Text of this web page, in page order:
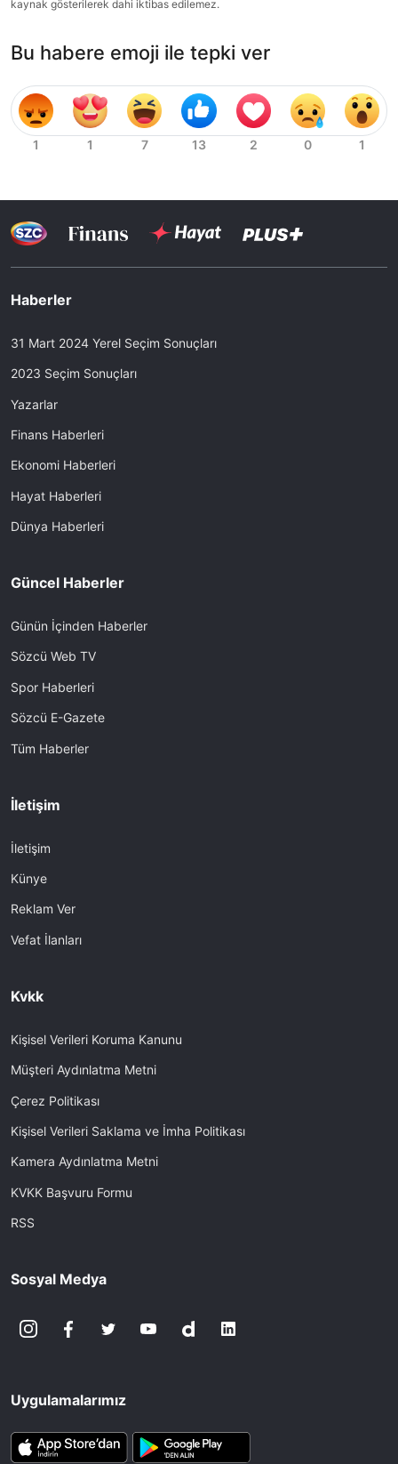
kaynak gösterilerek dahi iktibas edilemez.
Bu habere emoji ile tepki ver
Haberler
31 Mart 2024 Yerel Seçim Sonuçları
2023 Seçim Sonuçları
Yazarlar
Finans Haberleri
Ekonomi Haberleri
Hayat Haberleri
Dünya Haberleri
Güncel Haberler
Günün İçinden Haberler
Sözcü Web TV
Spor Haberleri
Sözcü E-Gazete
Tüm Haberler
İletişim
İletişim
Künye
Reklam Ver
Vefat İlanları
Kvkk
Kişisel Verileri Koruma Kanunu
Müşteri Aydınlatma Metni
Çerez Politikası
Kişisel Verileri Saklama ve İmha Politikası
Kamera Aydınlatma Metni
KVKK Başvuru Formu
RSS
Sosyal Medya
Uygulamalarımız